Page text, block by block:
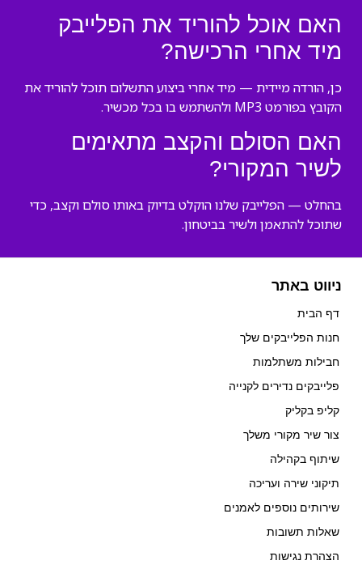
האם אוכל להוריד את הפלייבק
מיד אחרי הרכישה?
כן, הורדה מיידית — מיד אחרי ביצוע התשלום תוכל להוריד את
הקובץ בפורמט MP3 ולהשתמש בו בכל מכשיר.
האם הסולם והקצב מתאימים
לשיר המקורי?
בהחלט — הפלייבק שלנו הוקלט בדיוק באותו סולם וקצב, כדי
שתוכל להתאמן ולשיר בביטחון.
ניווט באתר
דף הבית
חנות הפלייבקים שלך
חבילות משתלמות
פלייבקים נדירים לקנייה
קליפ בקליק
צור שיר מקורי משלך
שיתוף בקהילה
תיקוני שירה ועריכה
שירותים נוספים לאמנים
שאלות תשובות
הצהרת נגישות